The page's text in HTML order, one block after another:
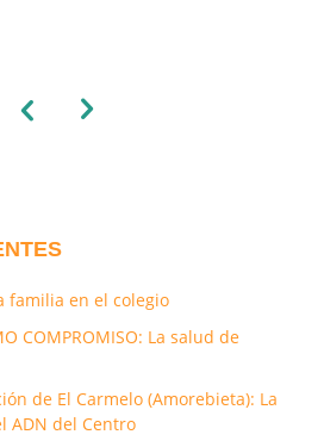
familia en el colegio
COMPROMISO: La salud de
de El Carmelo (Amorebieta): La
ADN del Centro